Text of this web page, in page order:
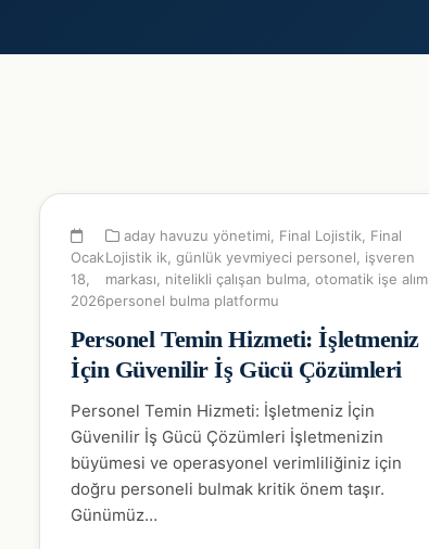
Ocak
18,
2026
aday havuzu yönetimi Final Lojistik
Final
Lojistik ik günlük yevmiyeci personel
işveren
markası
nitelikli çalışan bulma otomatik işe alım
personel bulma platformu
Personel Temin Hizmeti: İşletmeniz
İçin Güvenilir İş Gücü Çözümleri
Personel Temin Hizmeti: İşletmeniz İçin
Güvenilir İş Gücü Çözümleri İşletmenizin
büyümesi ve operasyonel verimliliğiniz için
doğru personeli bulmak kritik önem taşır.
Günümüz…